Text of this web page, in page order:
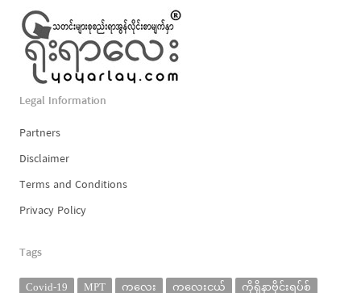
Legal Information
Partners
Disclaimer
Terms and Conditions
Privacy Policy
Tags
Covid-19 MPT ကလေး ကလေးငယ် ကိုရိုနာဗိုင်းရပ်စ်